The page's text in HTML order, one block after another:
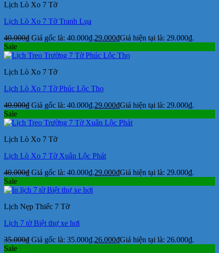
Lịch Lò Xo 7 Tờ
Lịch Lò Xo 7 Tờ Tranh Lụa
40.000₫ Giá gốc là: 40.000₫.29.000₫Giá hiện tại là: 29.000₫.
Sale
Lịch Lò Xo 7 Tờ
Lịch Lò Xo 7 Tờ Phúc Lộc Thọ
40.000₫ Giá gốc là: 40.000₫.29.000₫Giá hiện tại là: 29.000₫.
Sale
Lịch Lò Xo 7 Tờ
Lịch Lò Xo 7 Tờ Xuân Lộc Phát
40.000₫ Giá gốc là: 40.000₫.29.000₫Giá hiện tại là: 29.000₫.
Sale
Lịch Nẹp Thiếc 7 Tờ
Lịch 7 tờ Biệt thự xe hơi
35.000₫ Giá gốc là: 35.000₫.26.000₫Giá hiện tại là: 26.000₫.
Sale